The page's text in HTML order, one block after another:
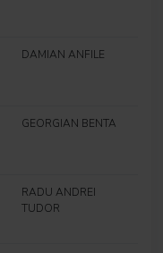
DAMIAN ANFILE
GEORGIAN BENTA
RADU ANDREI
TUDOR